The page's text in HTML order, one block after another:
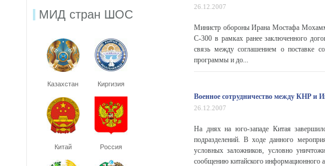
МИД стран ШОС
Казахстан Киргизия
Китай Россия
26.12.2007
Министр обороны Ирана Мостафа
С-300 в рамках ранее заключенного
связь между соглашением о поставке
программы и до...
Военное сотрудничество между КНР и
26.12.2007
На днях на юго-западе Китая
подразделений. В ходе данного
условных заложников, условно
сообщению китайского информационного